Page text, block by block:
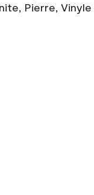
Pierre, Vinyle